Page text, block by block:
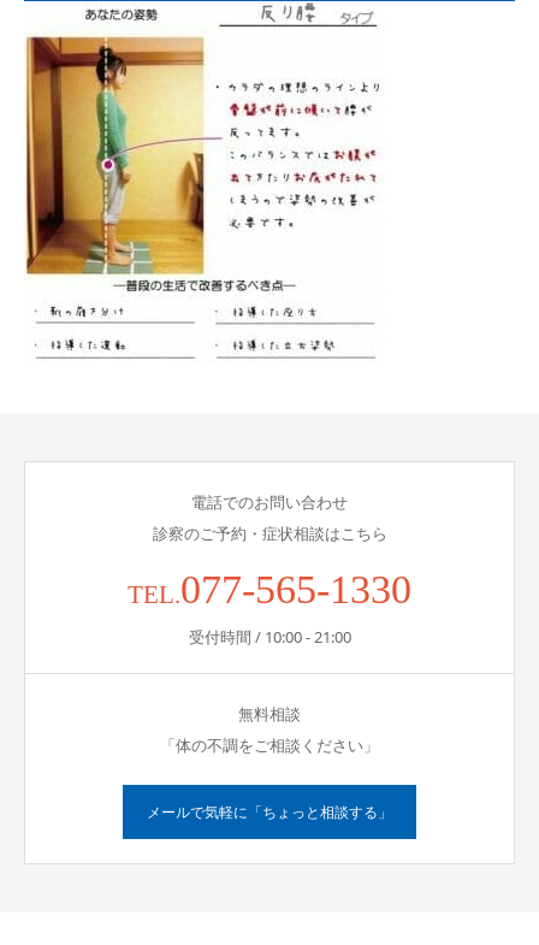
電話でのお問い合わせ
診察のご予約・症状相談はこちら
TEL.077-565-1330
受付時間 / 10:00 - 21:00
無料相談
「体の不調をご相談ください」
メールで気軽に「ちょっと相談する」